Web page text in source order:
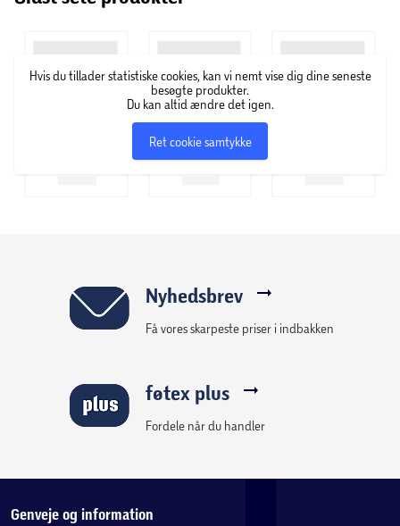
Hvis du tillader statistiske cookies, kan vi nemt vise dig dine seneste
besøgte produkter.
Du kan altid ændre det igen.
Ret cookie samtykke
Nyhedsbrev
Få vores skarpeste priser i indbakken
føtex plus
Fordele når du handler
Genveje og information